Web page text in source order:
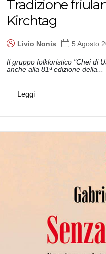
Tradizione
Kirchtag
Livio Nonis 5 Agosto
Il gruppo folkloristico "Chei di
anche alla 81ª edizione della...
Leggi